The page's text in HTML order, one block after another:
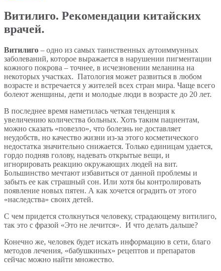
Витилиго. Рекомендации китайских
врачей.
Витилиго – одно из самых таинственных аутоиммунных
заболеваний, которое выражается в нарушении пигментации
кожного покрова – точнее, в исчезновении меланина на
некоторых участках. Патология может развиться в любом
возрасте и встречается у жителей всех стран мира. Чаще всего
болеют женщины, дети и молодые люди в возрасте до 20 лет.
В последнее время наметилась четкая тенденция к
увеличению количества больных. Хоть таким пациентам,
можно сказать «повезло», что болезнь не доставляет
неудобств, но качество жизни из-за этого косметического
недостатка значительно снижается. Только единицам удается,
гордо подняв голову, надевать открытые вещи, и
игнорировать реакцию окружающих людей на вит.
Большинство мечтают избавиться от данной проблемы и
забыть ее как страшный сон. Или хотя бы контролировать
появление новых пятен. А как хочется оградить от этого
«наследства» своих детей.
С чем придется столкнуться человеку, страдающему витилиго,
так это с фразой «Это не лечится». И что делать дальше?
Конечно же, человек будет искать информацию в сети, благо
методов лечения, «бабушкиных» рецептов и препаратов
сейчас можно найти множество.